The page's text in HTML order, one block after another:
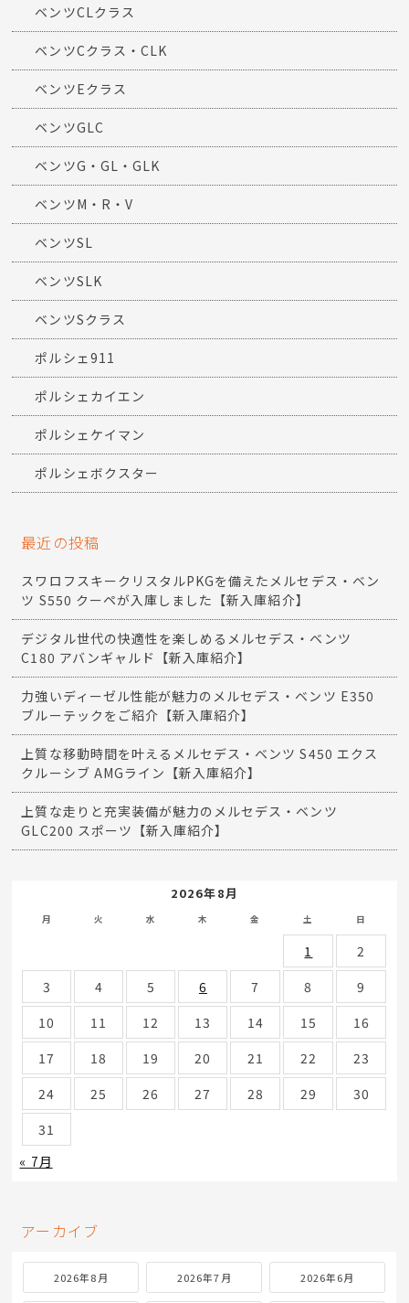
ベンツCLクラス
ベンツCクラス・CLK
ベンツEクラス
ベンツGLC
ベンツG・GL・GLK
ベンツM・R・V
ベンツSL
ベンツSLK
ベンツSクラス
ポルシェ911
ポルシェカイエン
ポルシェケイマン
ポルシェボクスター
最近の投稿
スワロフスキークリスタルPKGを備えたメルセデス・ベン
ツ S550 クーペが入庫しました【新入庫紹介】
デジタル世代の快適性を楽しめるメルセデス・ベンツ
C180 アバンギャルド【新入庫紹介】
力強いディーゼル性能が魅力のメルセデス・ベンツ E350
ブルーテックをご紹介【新入庫紹介】
上質な移動時間を叶えるメルセデス・ベンツ S450 エクス
クルーシブ AMGライン【新入庫紹介】
上質な走りと充実装備が魅力のメルセデス・ベンツ
GLC200 スポーツ【新入庫紹介】
2026年8月
月 火 水 木 金 土 日
1
2
3
4 5 6 7 8
9
10
11 12 13 14 15
16
17
18 19 20 21 22
23
24
25 26 27 28 29
30
31
« 7月
アーカイブ
2026年8月 2026年7月 2026年6月